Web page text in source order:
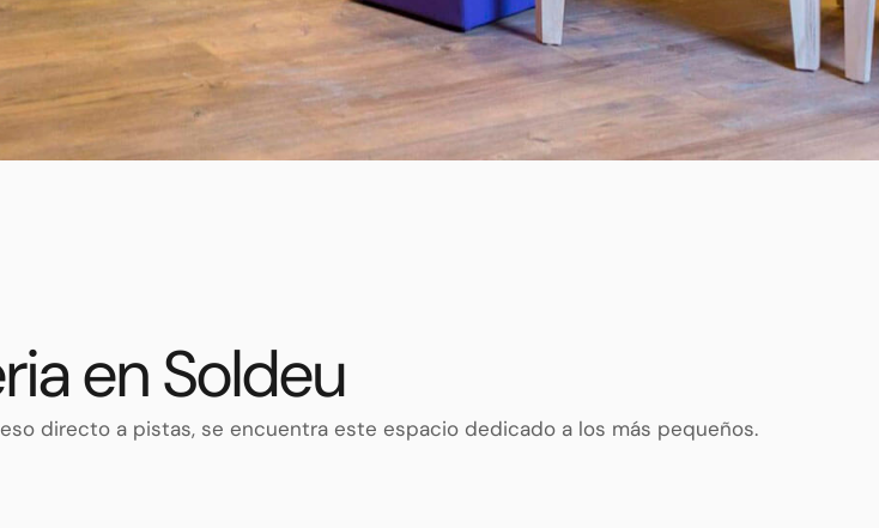
en Soldeu
directo a pistas, se encuentra este espacio dedicado a los más pequeños.